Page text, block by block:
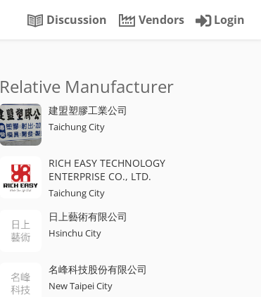
Discussion Vendors Login
Relative Manufacturer
建盟塑膠工業公司
Taichung City
RICH EASY TECHNOLOGY
ENTERPRISE CO., LTD.
Taichung City
日上藝術有限公司
Hsinchu City
名峰科技股份有限公司
New Taipei City